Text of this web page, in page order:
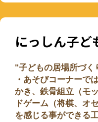
にっしん子ど
"子どもの居場所づく
・あそびコーナーで
かき、鉄骨組立（モ
ドゲーム（将棋、オ
を感じる事ができる